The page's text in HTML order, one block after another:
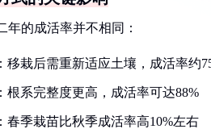
年的成活率并不相同：
：移栽后需重新适应土壤，成活率约
：根系完整度更高，成活率可达88%
：春季栽苗比秋季成活率高10%左右